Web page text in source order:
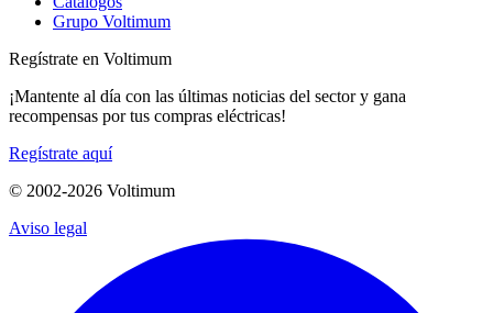
Grupo Voltimum
Regístrate en Voltimum
¡Mantente al día con las últimas noticias del sector y gana
recompensas por tus compras eléctricas!
Regístrate aquí
© 2002-2026 Voltimum
Aviso legal